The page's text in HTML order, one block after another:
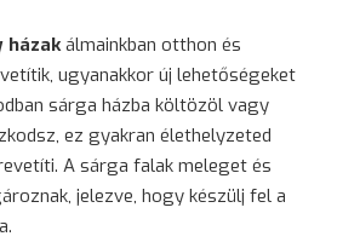
házakálmainkban otthon és
ugyanakkor új lehetőségeket
sárga házba költözöl vagy
ez gyakran élethelyzeted
A sárga falak meleget és
jelezve, hogy készülj fel a